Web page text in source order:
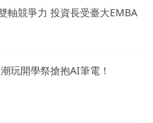
軸競爭力 投資長受臺大EMBA
玩開學祭搶抱AI筆電！